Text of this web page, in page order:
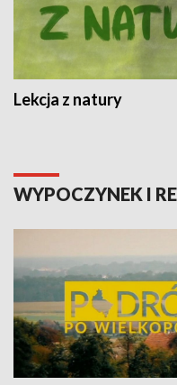
Lekcja z natury
WYPOCZYNEK I